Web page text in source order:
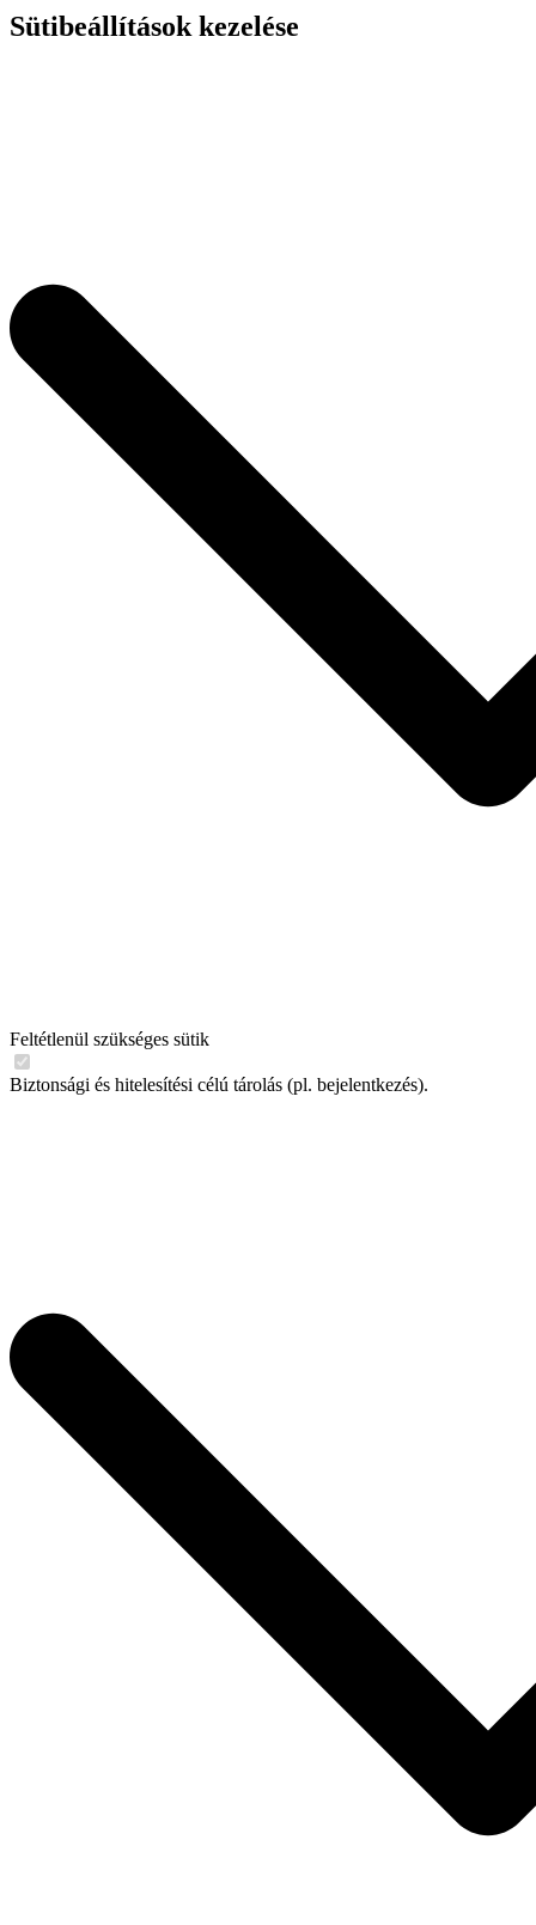
Sütibeállítások kezelése
Feltétlenül szükséges sütik
Biztonsági és hitelesítési célú tárolás (pl. bejelentkezés).